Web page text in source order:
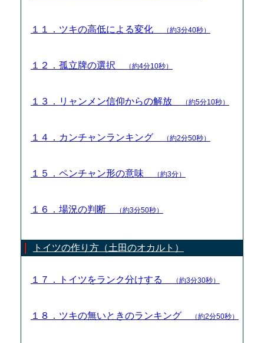
１１．ツキの高低による変化 （約3分40秒）
１２．孤立牌の選択 （約4分10秒）
１３．リャンメン信仰からの解放 （約5分10秒）
１４．カンチャンランキング （約2分50秒）
１５．ペンチャン形の意味 （約3分）
１６．場況の判断 （約3分50秒）
トイツの作り方（土田のオカルト）
１７．トイツをランク分けする （約3分30秒）
１８．ツキの無いときのランキング （約2分50秒）